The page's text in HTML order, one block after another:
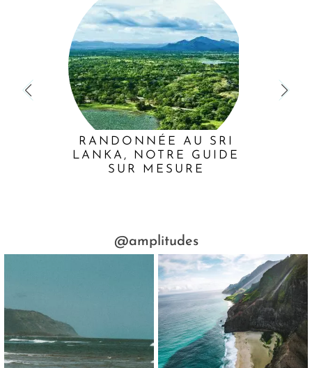
RANDONNÉE AU SRI
LANKA, NOTRE GUIDE
SUR MESURE
@amplitudes